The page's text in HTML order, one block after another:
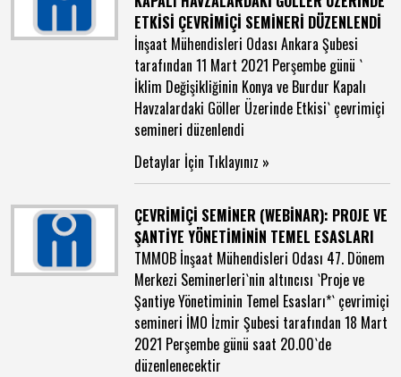
ETKİSİ ÇEVRİMİÇİ SEMİNERİ DÜZENLENDİ
İnşaat Mühendisleri Odası Ankara Şubesi
tarafından 11 Mart 2021 Perşembe günü `
İklim Değişikliğinin Konya ve Burdur Kapalı
Havzalardaki Göller Üzerinde Etkisi` çevrimiçi
semineri düzenlendi
Detaylar İçin Tıklayınız »
ÇEVRİMİÇİ SEMİNER (WEBİNAR): PROJE VE
ŞANTİYE YÖNETİMİNİN TEMEL ESASLARI
TMMOB İnşaat Mühendisleri Odası 47. Dönem
Merkezi Seminerleri`nin altıncısı `Proje ve
Şantiye Yönetiminin Temel Esasları*` çevrimiçi
semineri İMO İzmir Şubesi tarafından 18 Mart
2021 Perşembe günü saat 20.00`de
düzenlenecektir